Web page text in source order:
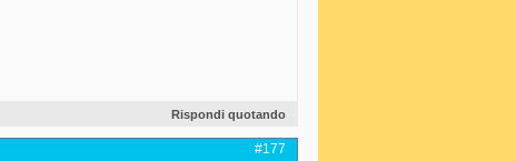
Rispondi quotando
#177